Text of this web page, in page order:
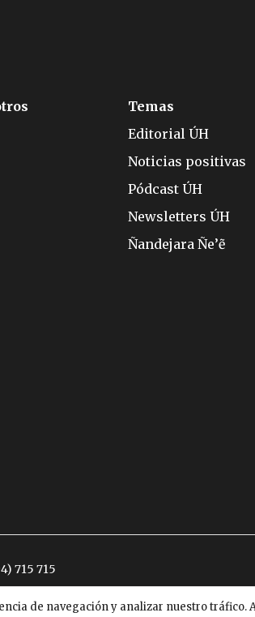
de navegación y analizar nuestro tráfico.
Temas
Editorial ÚH
Noticias positivas
Pódcast ÚH
Newsletters ÚH
Ñandejara Ñe’ẽ
715 715